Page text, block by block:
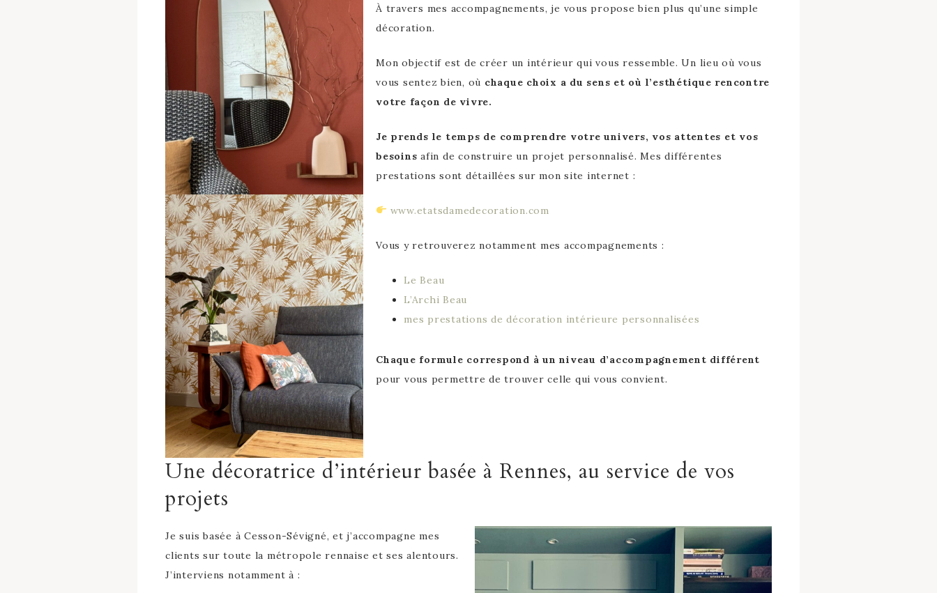
À travers mes accompagnements, je vous propose bien plus qu’une simple
décoration.
Mon objectif est de créer un intérieur qui vous ressemble. Un lieu où vous
vous sentez bien, où chaque choix a du sens et où l’esthétique rencontre
votre façon de vivre.
Je prends le temps de comprendre votre univers, vos attentes et vos
besoins afin de construire un projet personnalisé. Mes différentes
prestations sont détaillées sur mon site internet :
www.etatsdamedecoration.com
Vous y retrouverez notamment mes accompagnements :
Le Beau
L’Archi Beau
mes prestations de décoration intérieure personnalisées
Chaque formule correspond à un niveau d’accompagnement différent
pour vous permettre de trouver celle qui vous convient.
Une décoratrice d’intérieur basée à Rennes, au service de vos
projets
Je suis basée à Cesson-Sévigné, et j’accompagne mes
clients sur toute la métropole rennaise et ses alentours.
J’interviens notamment à :